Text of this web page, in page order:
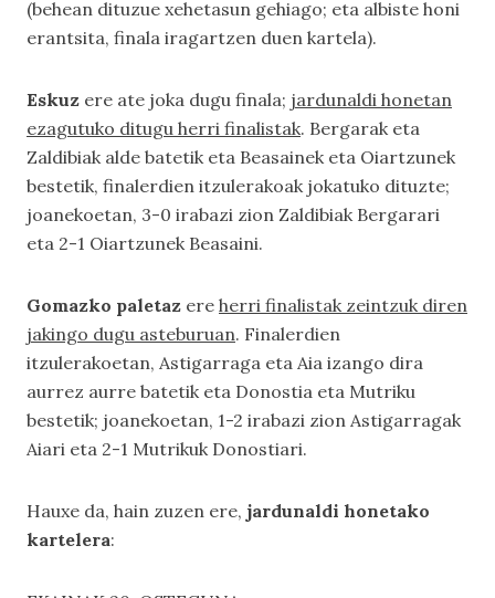
(behean dituzue xehetasun gehiago; eta albiste honi
erantsita, finala iragartzen duen kartela).
Eskuz ere ate joka dugu finala; jardunaldi honetan
ezagutuko ditugu herri finalistak. Bergarak eta
Zaldibiak alde batetik eta Beasainek eta Oiartzunek
bestetik, finalerdien itzulerakoak jokatuko dituzte;
joanekoetan, 3-0 irabazi zion Zaldibiak Bergarari
eta 2-1 Oiartzunek Beasaini.
Gomazko paletaz ere herri finalistak zeintzuk diren
jakingo dugu asteburuan. Finalerdien
itzulerakoetan, Astigarraga eta Aia izango dira
aurrez aurre batetik eta Donostia eta Mutriku
bestetik; joanekoetan, 1-2 irabazi zion Astigarragak
Aiari eta 2-1 Mutrikuk Donostiari.
Hauxe da, hain zuzen ere, jardunaldi honetako
kartelera: